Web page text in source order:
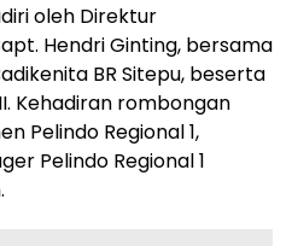
oleh Direktur
Hendri Ginting, bersama
BR Sitepu, beserta
Kehadiran rombongan
Pelindo Regional 1,
Pelindo Regional 1